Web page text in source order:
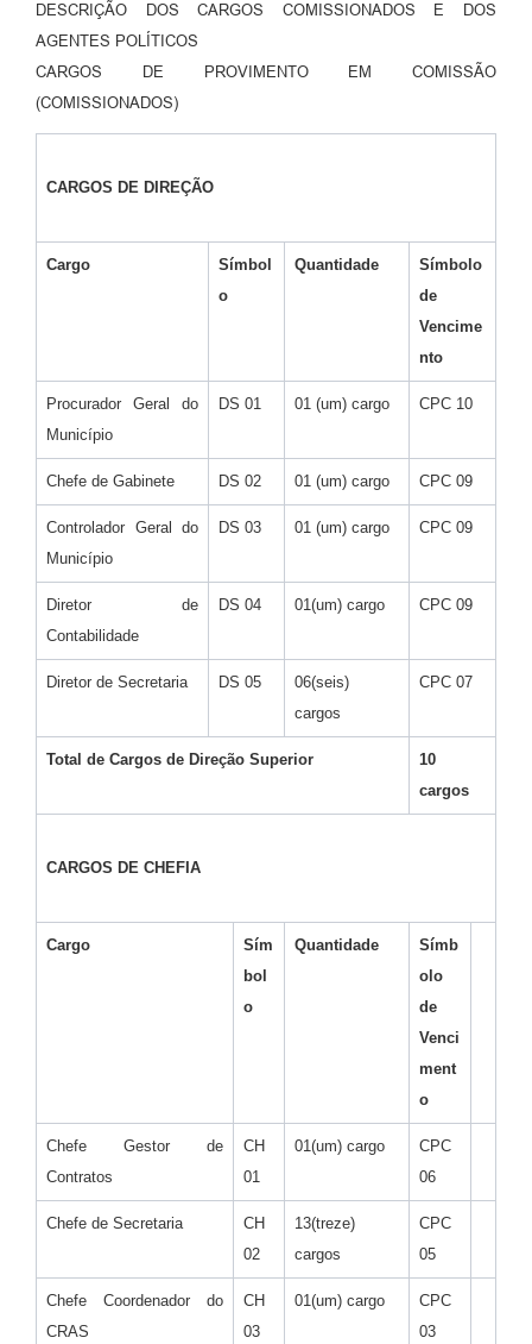
DESCRIÇÃO DOS CARGOS COMISSIONADOS E DOS
AGENTES POLÍTICOS
CARGOS DE PROVIMENTO EM COMISSÃO
(COMISSIONADOS)
CARGOS DE DIREÇÃO
Cargo
Símbol
o
Quantidade
Símbolo
de
Vencime
nto
Procurador Geral do
Município
DS 01 01 (um) cargo CPC 10
Chefe de Gabinete DS 02 01 (um) cargo CPC 09
Controlador Geral do
Município
DS 03 01 (um) cargo CPC 09
Diretor de
Contabilidade
DS 04 01(um) cargo CPC 09
Diretor de Secretaria DS 05
06(seis)
cargos
CPC 07
Total de Cargos de Direção Superior
10
cargos
CARGOS DE CHEFIA
Cargo
Sím
bol
o
Quantidade
Símb
olo
de
Venci
ment
o
Chefe Gestor de
Contratos
CH
01
01(um) cargo
CPC
06
Chefe de Secretaria
CH
02
13(treze)
cargos
CPC
05
Chefe Coordenador do
CRAS
CH
03
01(um) cargo
CPC
03